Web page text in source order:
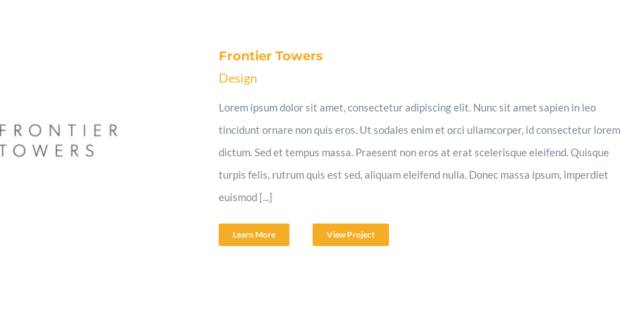
Frontier Towers
Design
Lorem ipsum dolor sit amet, consectetur adipiscing elit. Nunc sit amet sapien in leo
tincidunt ornare non quis eros. Ut sodales enim et orci ullamcorper, id consectetur lorem
dictum. Sed et tempus massa. Praesent non eros at erat scelerisque eleifend. Quisque
turpis felis, rutrum quis est sed, aliquam eleifend nulla. Donec massa ipsum, imperdiet
euismod [...]
Learn More View Project